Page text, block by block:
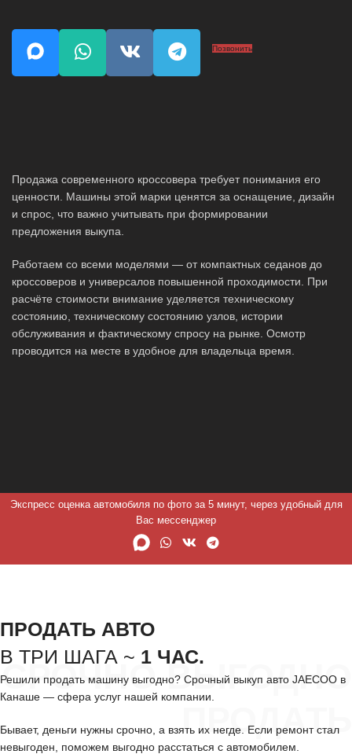
Позвонить
Продажа современного кроссовера требует понимания его
ценности. Машины этой марки ценятся за оснащение, дизайн
и спрос, что важно учитывать при формировании
предложения выкупа.
Работаем со всеми моделями — от компактных седанов до
кроссоверов и универсалов повышенной проходимости. При
расчёте стоимости внимание уделяется техническому
состоянию, техническому состоянию узлов, истории
обслуживания и фактическому спросу на рынке. Осмотр
проводится на месте в удобное для владельца время.
Экспресс оценка автомобиля по фото за 5 минут, через удобный для
Вас мессенджер
СРОЧНО ВЫГОДНО
ПРОДАТЬ
ПРОДАТЬ АВТО
В ТРИ ШАГА ~ 1 ЧАС.
Решили продать машину выгодно? Срочный выкуп авто JAECOO в
Канаше — сфера услуг нашей компании.
Бывает, деньги нужны срочно, а взять их негде. Если ремонт стал
невыгоден, поможем выгодно расстаться с автомобилем.